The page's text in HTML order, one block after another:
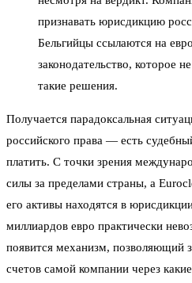
признавать юрисдикцию
Бельгийцы ссылаются на
законодательство, которое
такие решения.
Получается парадоксальная
российского права — есть
платить. С точки зрения
силы за пределами страны, а
его активы находятся в
миллиардов евро практически
появится механизм, позволяющий
счетов самой компании через